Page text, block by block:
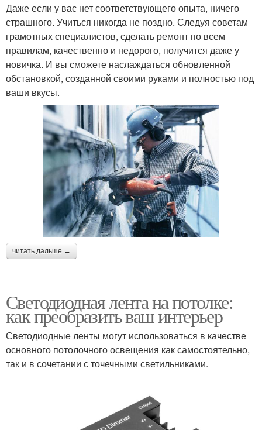
Даже если у вас нет соответствующего опыта, ничего
страшного. Учиться никогда не поздно. Следуя советам
грамотных специалистов, сделать ремонт по всем
правилам, качественно и недорого, получится даже у
новичка. И вы сможете наслаждаться обновленной
обстановкой, созданной своими руками и полностью под
ваши вкусы.
читать дальше →
Светодиодная лента на потолке:
как преобразить ваш интерьер
Светодиодные ленты могут использоваться в качестве
основного потолочного освещения как самостоятельно,
так и в сочетании с точечными светильниками.